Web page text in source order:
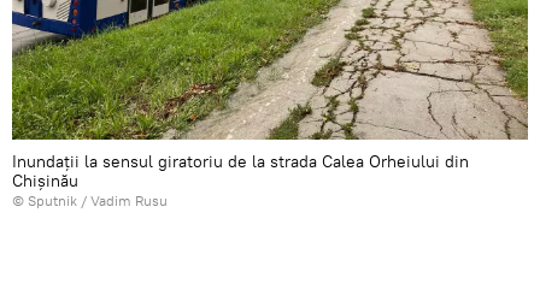
Inundații la sensul giratoriu de la strada Calea Orheiului din
Chișinău
© Sputnik / Vadim Rusu